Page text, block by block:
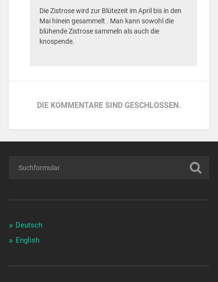
Die Zistrose wird zur Blütezeit im April bis in den
Mai hinein gesammelt . Man kann sowohl die
blühende Zistrose sammeln als auch die
knospende.
DIE KOMMENTARE SIND GESCHLOSSEN.
Deutsch
English